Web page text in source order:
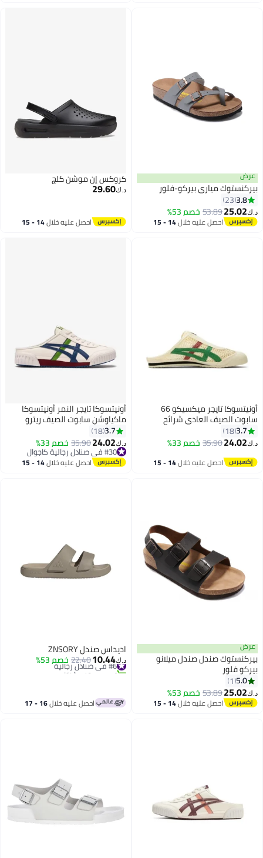
22
عرض
بيركنستوك مياري بيركو-فلور
3.8
23
د.ك‏25.02
53.89خصم 53%
احصل عليه خلال 14 - 15
كروكس إن موشن كلج
د.ك‏29.60
احصل عليه خلال 14 - 15
أونيتسوكا تايجر ميكسيكو 66
سابوت الصيف العادي شرائح
الصنادل - بيج / أخضر / أحمر
3.7
18
د.ك‏24.02
35.90خصم 33%
احصل عليه خلال 14 - 15
أونيتسوكا تايجر النمر أونيتسوكا
ماكياوشن سابوت الصيف ريترو
انزلاق على الرياضة الأحذية العادية
3.7
18
د.ك‏24.02
35.90خصم 33%
#30 في صنادل رجالية كاجوال
#30 في صنادل رجالية كاجوال احصل عليه خلال 14 - 15
13
عرض
بيركنستوك صندل صندل ميلانو
بيركو فلور
5.0
1
د.ك‏25.02
53.89خصم 53%
احصل عليه خلال 14 - 15
اديداس صندل ZNSORY
د.ك‏10.44
22.40خصم 53% #6 في صنادل رجالية
تم بيع +10 مؤخرًا
#6 في صنادل رجالية
احصل عليه خلال 16 - 17